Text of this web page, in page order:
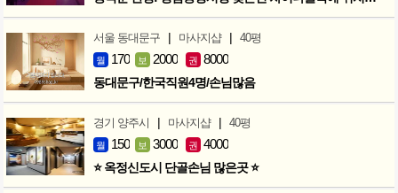
서울 동대문구 | 마사지샵 | 40평
월 170 보 2000 권 8000
동대문구/한국직원4명/손님많음
경기 양주시 | 마사지샵 | 40평
월 150 보 3000 권 4000
⭐ 옥정신도시 단골손님 많은곳 ⭐